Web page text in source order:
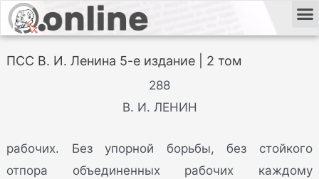
ПСС В. И. Ленина 5-е издание | 2 том
288
В. И. ЛЕНИН
рабочих. Без упорной борьбы, без стойкого
отпора объединенных рабочих каждому